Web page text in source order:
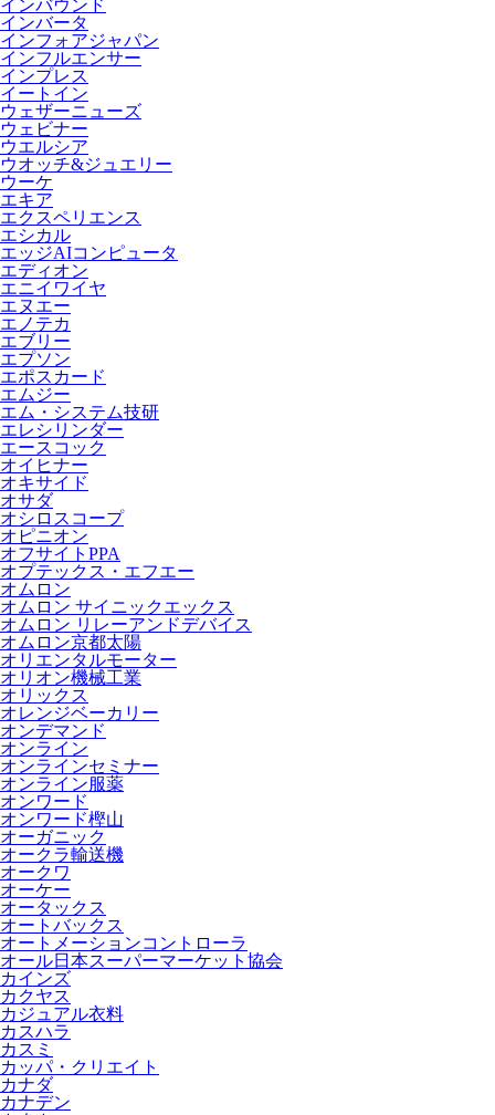
インバウンド
インバータ
インフォアジャパン
インフルエンサー
インプレス
イートイン
ウェザーニューズ
ウェビナー
ウエルシア
ウオッチ&ジュエリー
ウーケ
エキア
エクスペリエンス
エシカル
エッジAIコンピュータ
エディオン
エニイワイヤ
エヌエー
エノテカ
エブリー
エプソン
エポスカード
エムジー
エム・システム技研
エレシリンダー
エースコック
オイヒナー
オキサイド
オサダ
オシロスコープ
オピニオン
オフサイトPPA
オプテックス・エフエー
オムロン
オムロン サイニックエックス
オムロン リレーアンドデバイス
オムロン京都太陽
オリエンタルモーター
オリオン機械工業
オリックス
オレンジベーカリー
オンデマンド
オンライン
オンラインセミナー
オンライン服薬
オンワード
オンワード樫山
オーガニック
オークラ輸送機
オークワ
オーケー
オータックス
オートバックス
オートメーションコントローラ
オール日本スーパーマーケット協会
カインズ
カクヤス
カジュアル衣料
カスハラ
カスミ
カッパ・クリエイト
カナダ
カナデン